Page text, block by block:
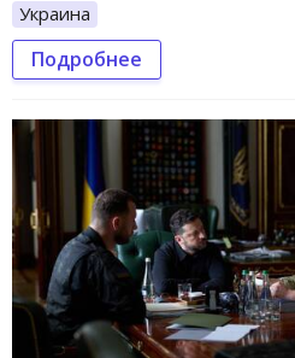
Украина
Подробнее